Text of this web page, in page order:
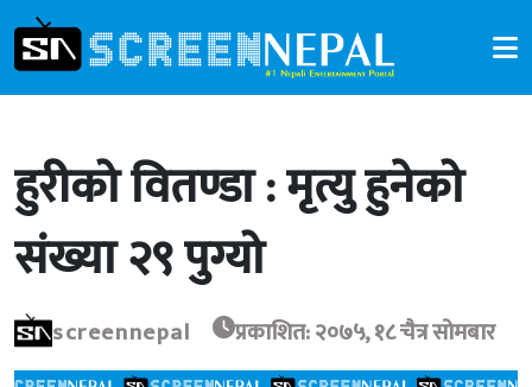
हुरीको वितण्डा : मृत्यु हुनेको
संख्या २९ पुग्यो
screennepal प्रकाशित: २०७५, १८ चैत्र सोमबार